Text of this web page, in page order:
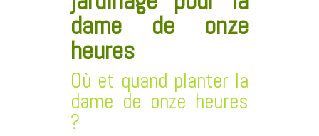
dame de onze
heures
Où et quand planter la
dame de onze heures
?